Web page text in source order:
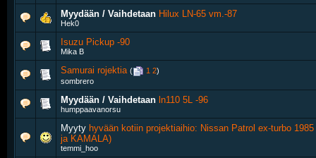
Myydään / Vaihdetaan Hilux LN-65 vm.-87
Hek0
Isuzu Pickup -90
Mika B
Samurai rojektia‎ ( 1 2)
sombrero
Myydään / Vaihdetaan ln110 5L -96
humppaavanorsu
Myyty hyvään kotiin projektiaihio: Nissan Patrol ex-turbo 1985
ja KAMALA)
temmi_hoo